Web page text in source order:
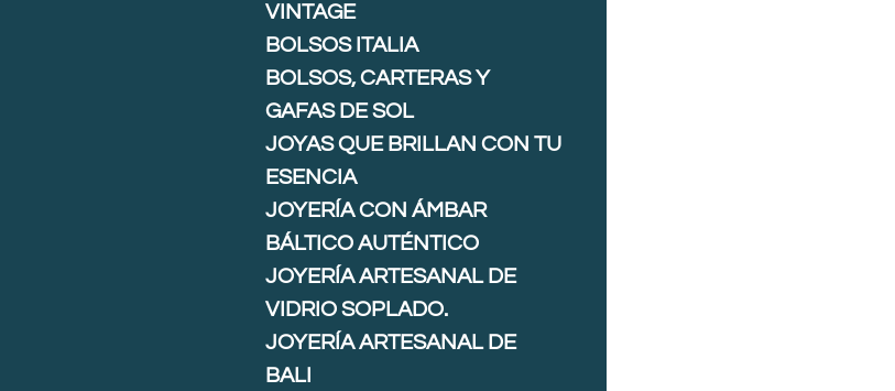
VINTAGE
BOLSOS ITALIA
BOLSOS, CARTERAS Y
GAFAS DE SOL
JOYAS QUE BRILLAN CON TU
ESENCIA
JOYERÍA CON ÁMBAR
BÁLTICO AUTÉNTICO
JOYERÍA ARTESANAL DE
VIDRIO SOPLADO.
JOYERÍA ARTESANAL DE
BALI